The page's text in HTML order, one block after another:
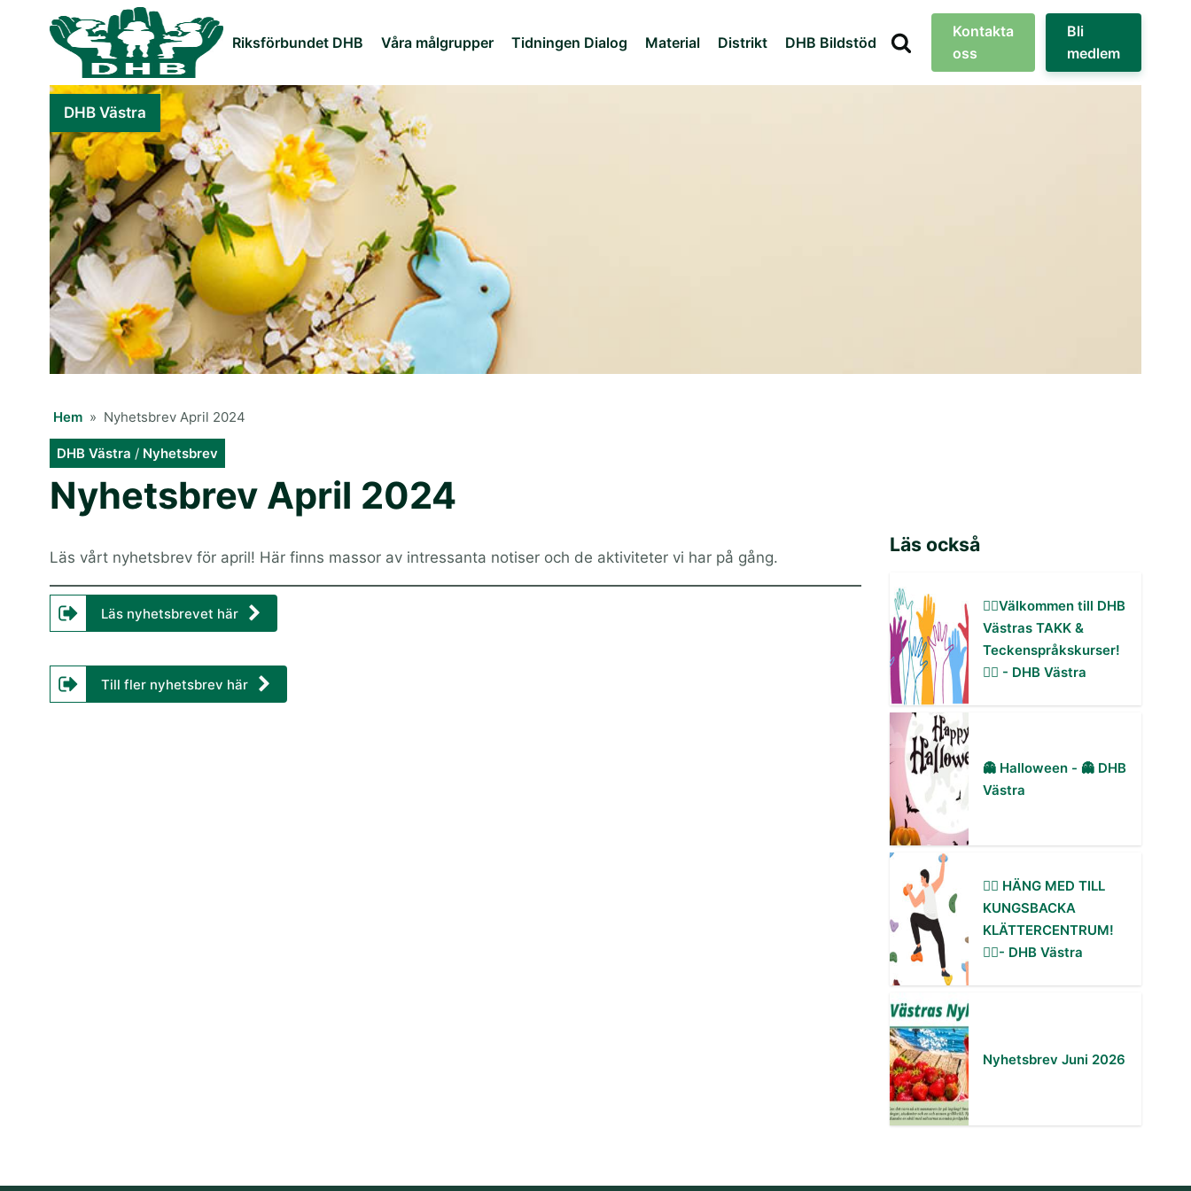
Riksförbundet DHB Våra målgrupper Tidningen Dialog Material Distrikt DHB Bildstöd
Kontakta
oss
Bli
medlem
DHB Västra
Hem » Nyhetsbrev April 2024
DHB Västra / Nyhetsbrev
Nyhetsbrev April 2024
Läs vårt nyhetsbrev för april! Här finns massor av intressanta notiser och de aktiviteter vi har på gång.
Läs nyhetsbrevet här
Till fler nyhetsbrev här
Läs också
✋🏻Välkommen till DHB
Västras TAKK &
Teckenspråkskurser!
✋🏻 - DHB Västra
👻 Halloween - 👻 DHB
Västra
🧗‍♀️ HÄNG MED TILL
KUNGSBACKA
KLÄTTERCENTRUM!
🧗‍♂️- DHB Västra
Nyhetsbrev Juni 2026